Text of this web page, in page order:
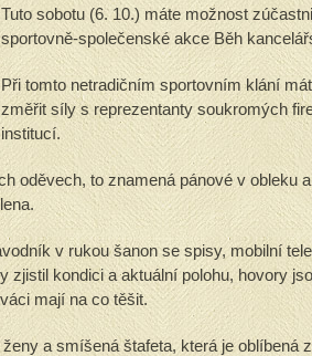
Tuto sobotu (6. 10.) máte možnost
sportovně-společenské akce Běh
Při tomto netradičním sportovním klání
změřit síly s reprezentanty soukromých
institucí.
oděvech, to znamená pánové v obleku
v rukou šanon se spisy, mobilní
zjistil kondici a aktuální polohu, hovory
mají na co těšit.
a smíšená štafeta, která je oblíbená